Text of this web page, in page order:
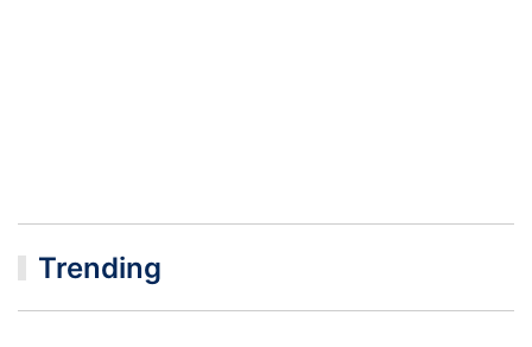
Trending